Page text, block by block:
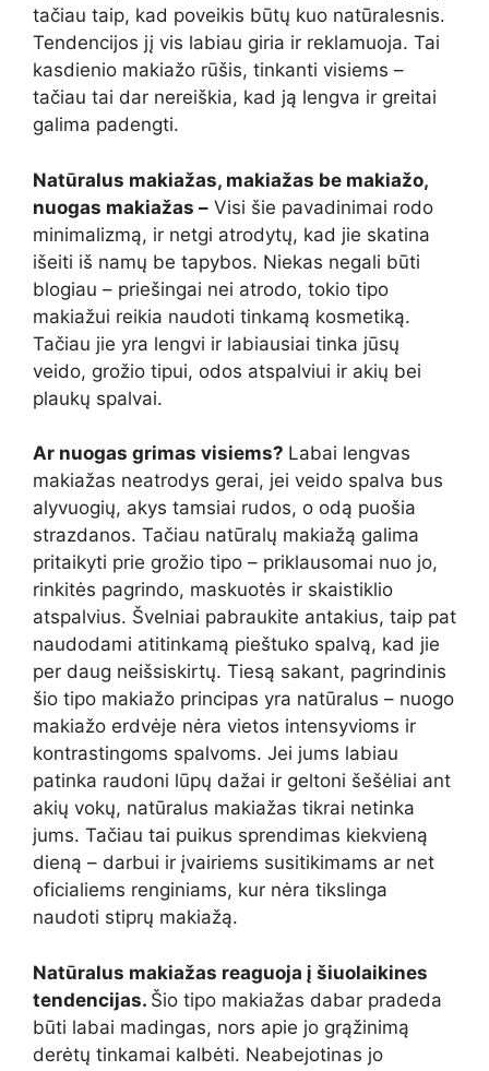
tačiau taip, kad poveikis būtų kuo natūralesnis.
Tendencijos jį vis labiau giria ir reklamuoja. Tai
kasdienio makiažo rūšis, tinkanti visiems –
tačiau tai dar nereiškia, kad ją lengva ir greitai
galima padengti.
Natūralus makiažas, makiažas be makiažo,
nuogas makiažas – Visi šie pavadinimai rodo
minimalizmą, ir netgi atrodytų, kad jie skatina
išeiti iš namų be tapybos. Niekas negali būti
blogiau – priešingai nei atrodo, tokio tipo
makiažui reikia naudoti tinkamą kosmetiką.
Tačiau jie yra lengvi ir labiausiai tinka jūsų
veido, grožio tipui, odos atspalviui ir akių bei
plaukų spalvai.
Ar nuogas grimas visiems? Labai lengvas
makiažas neatrodys gerai, jei veido spalva bus
alyvuogių, akys tamsiai rudos, o odą puošia
strazdanos. Tačiau natūralų makiažą galima
pritaikyti prie grožio tipo – priklausomai nuo jo,
rinkitės pagrindo, maskuotės ir skaistiklio
atspalvius. Švelniai pabraukite antakius, taip pat
naudodami atitinkamą pieštuko spalvą, kad jie
per daug neišsiskirtų. Tiesą sakant, pagrindinis
šio tipo makiažo principas yra natūralus – nuogo
makiažo erdvėje nėra vietos intensyvioms ir
kontrastingoms spalvoms. Jei jums labiau
patinka raudoni lūpų dažai ir geltoni šešėliai ant
akių vokų, natūralus makiažas tikrai netinka
jums. Tačiau tai puikus sprendimas kiekvieną
dieną – darbui ir įvairiems susitikimams ar net
oficialiems renginiams, kur nėra tikslinga
naudoti stiprų makiažą.
Natūralus makiažas reaguoja į šiuolaikines
tendencijas. Šio tipo makiažas dabar pradeda
būti labai madingas, nors apie jo grąžinimą
derėtų tinkamai kalbėti. Neabejotinas jo